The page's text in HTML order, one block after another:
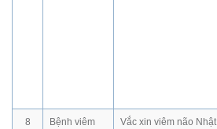
8 Bệnh viêm Vắc xin viêm não Nhật